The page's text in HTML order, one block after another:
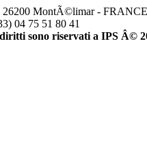
26200 MontÃ©limar - FRANCE
04 75 51 80 41
sono riservati a IPS Â©